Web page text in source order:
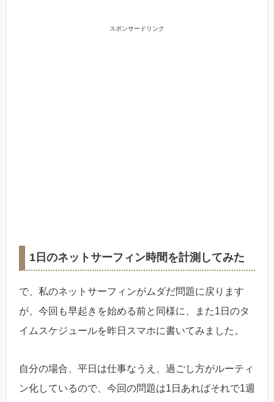
スポンサードリンク
1日のネットサーフィン時間を計測してみた
で、私のネットサーフィンがムダだ問題に戻ります
が、今回も早起きを始める前と同様に、また1日のタ
イムスケジュールを昨日スマホに書いてみました。
自分の場合、平日は仕事なうえ、過ごし方がルーティ
ン化しているので、今回の問題は1日あればそれで1週